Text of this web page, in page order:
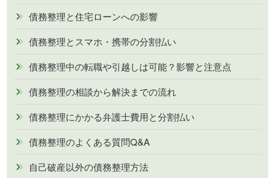
債務整理と住宅ローンへの影響
債務整理とスマホ・携帯の分割払い
債務整理中の転職や引越しは可能？影響と注意点
債務整理の相談から解決までの流れ
債務整理にかかる弁護士費用と分割払い
債務整理のよくある質問Q&A
自己破産以外の債務整理方法